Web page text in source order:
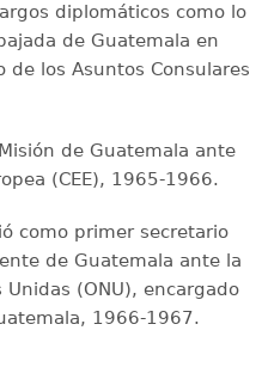
diplomáticos como lo
de Guatemala en
de los Asuntos Consulares
de Guatemala ante
(CEE), 1965-1966.
como primer secretario
de Guatemala ante la
(ONU), encargado
1966-1967.